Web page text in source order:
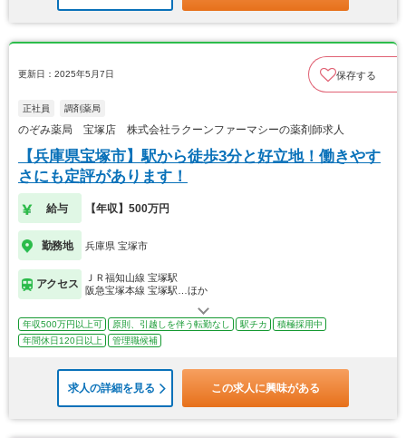
更新日：2025年5月7日 保存する
正社員 調剤薬局
のぞみ薬局 宝塚店 株式会社ラクーンファーマシーの薬剤師求人
【兵庫県宝塚市】駅から徒歩3分と好立地！働きやす
さにも定評があります！
給与 【年収】500万円
勤務地 兵庫県 宝塚市
アクセス
ＪＲ福知山線 宝塚駅
阪急宝塚本線 宝塚駅…ほか
年収500万円以上可 原則、引越しを伴う転勤なし 駅チカ
積極採用中
年間休日120日以上
管理職候補
求人の詳細を見る この求人に興味がある